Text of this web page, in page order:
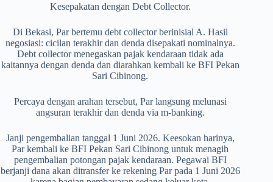
Kesepakatan dengan Debt Collector.
Di Bekasi, Par bertemu debt collector berinisial A. Hasil
negosiasi: cicilan terakhir dan denda disepakati nominalnya.
Debt collector menegaskan pajak kendaraan tidak ada
kaitannya dengan denda dan diarahkan kembali ke BFI Pekan
Sari Cibinong.
Percaya dengan arahan tersebut, Par langsung melunasi
angsuran terakhir dan denda via m-banking.
Janji pengembalian tanggal 1 Juni 2026. Keesokan harinya,
Par kembali ke BFI Pekan Sari Cibinong untuk menagih
pengembalian potongan pajak kendaraan. Pegawai BFI
berjanji dana akan ditransfer ke rekening Par pada 1 Juni 2026